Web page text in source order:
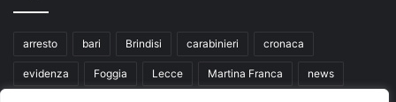
arresto bari Brindisi carabinieri cronaca
evidenza Foggia Lecce Martina Franca news